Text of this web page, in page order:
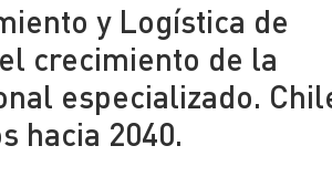
y Logística de
crecimiento de la
especializado.
hacia 2040.